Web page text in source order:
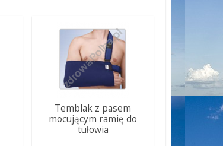
Temblak z pasem
mocującym ramię do
tułowia